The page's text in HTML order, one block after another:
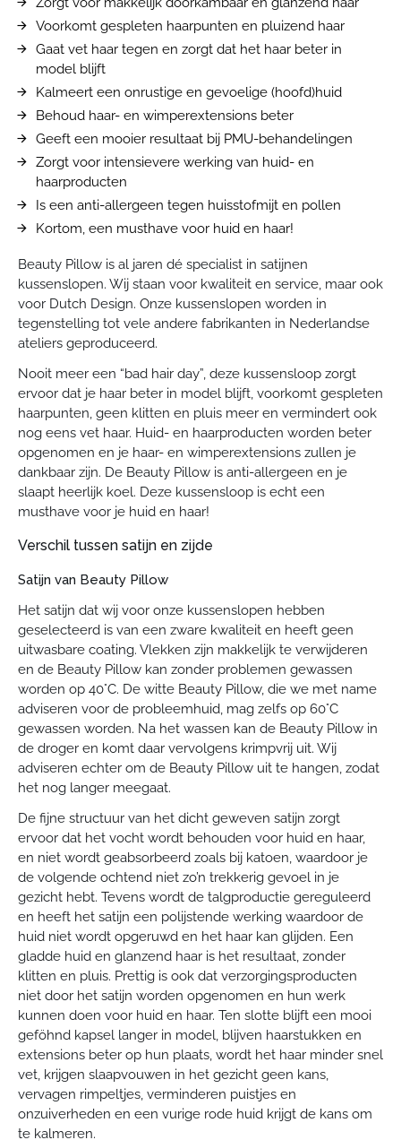
Voorkomt gespleten haarpunten en pluizend haar
Gaat vet haar tegen en zorgt dat het haar beter in
model blijft
Kalmeert een onrustige en gevoelige (hoofd)huid
Behoud haar- en wimperextensions beter
Geeft een mooier resultaat bij PMU-behandelingen
Zorgt voor intensievere werking van huid- en
haarproducten
Is een anti-allergeen tegen huisstofmijt en pollen
Kortom, een musthave voor huid en haar!
Beauty Pillow is al jaren dé specialist in satijnen
kussenslopen. Wij staan voor kwaliteit en service, maar ook
voor Dutch Design. Onze kussenslopen worden in
tegenstelling tot vele andere fabrikanten in Nederlandse
ateliers geproduceerd.
Nooit meer een “bad hair day”, deze kussensloop zorgt
ervoor dat je haar beter in model blijft, voorkomt gespleten
haarpunten, geen klitten en pluis meer en vermindert ook
nog eens vet haar. Huid- en haarproducten worden beter
opgenomen en je haar- en wimperextensions zullen je
dankbaar zijn. De Beauty Pillow is anti-allergeen en je
slaapt heerlijk koel. Deze kussensloop is echt een
musthave voor je huid en haar!
Verschil tussen satijn en zijde
Satijn van Beauty Pillow
Het satijn dat wij voor onze kussenslopen hebben
geselecteerd is van een zware kwaliteit en heeft geen
uitwasbare coating. Vlekken zijn makkelijk te verwijderen
en de Beauty Pillow kan zonder problemen gewassen
worden op 40°C. De witte Beauty Pillow, die we met name
adviseren voor de probleemhuid, mag zelfs op 60°C
gewassen worden. Na het wassen kan de Beauty Pillow in
de droger en komt daar vervolgens krimpvrij uit. Wij
adviseren echter om de Beauty Pillow uit te hangen, zodat
het nog langer meegaat.
De fijne structuur van het dicht geweven satijn zorgt
ervoor dat het vocht wordt behouden voor huid en haar,
en niet wordt geabsorbeerd zoals bij katoen, waardoor je
de volgende ochtend niet zo’n trekkerig gevoel in je
gezicht hebt. Tevens wordt de talgproductie gereguleerd
en heeft het satijn een polijstende werking waardoor de
huid niet wordt opgeruwd en het haar kan glijden. Een
gladde huid en glanzend haar is het resultaat, zonder
klitten en pluis. Prettig is ook dat verzorgingsproducten
niet door het satijn worden opgenomen en hun werk
kunnen doen voor huid en haar. Ten slotte blijft een mooi
geföhnd kapsel langer in model, blijven haarstukken en
extensions beter op hun plaats, wordt het haar minder snel
vet, krijgen slaapvouwen in het gezicht geen kans,
vervagen rimpeltjes, verminderen puistjes en
onzuiverheden en een vurige rode huid krijgt de kans om
te kalmeren.